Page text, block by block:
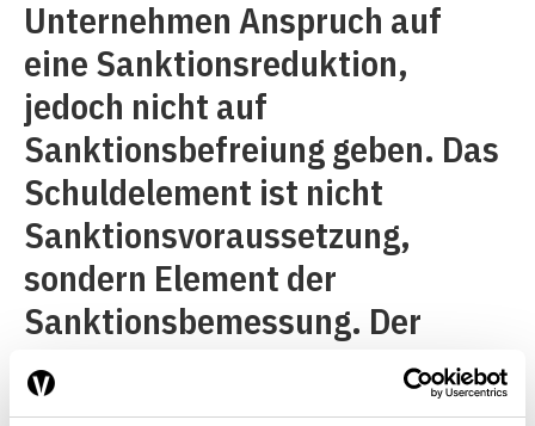
Unternehmen Anspruch auf
eine Sanktionsreduktion,
jedoch nicht auf
Sanktionsbefreiung geben. Das
Schuldelement ist nicht
Sanktionsvoraussetzung,
sondern Element der
Sanktionsbemessung. Der
Einzug der Kartellrente ist in
jedem Fall vorgesehen. Neu